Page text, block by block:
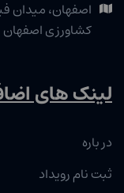
اصفهان، میدان
کشاورزی اصفهان
لینک های
در باره
ثبت نام رویداد